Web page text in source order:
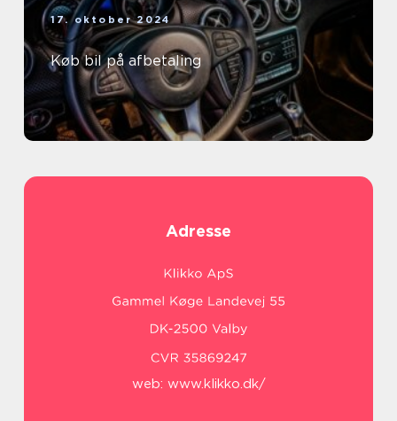
17. oktober 2024
Køb bil på afbetaling
Adresse
web: www.klikko.dk/